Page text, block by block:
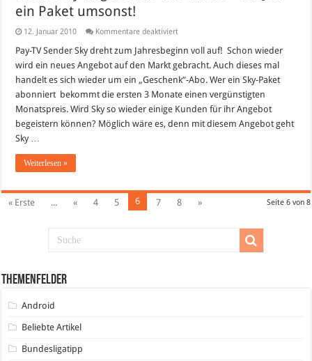
ein Paket umsonst!
12. Januar 2010 Kommentare deaktiviertfür
Sky
ab
13.01.2010
–
Bis
ein
Paket
Pay-TV Sender Sky dreht zum Jahresbeginn voll auf! Schon wieder
wird ein neues Angebot auf den Markt gebracht. Auch dieses mal
handelt es sich wieder um ein „Geschenk“-Abo. Wer ein Sky-Paket
abonniert bekommt die ersten 3 Monate einen vergünstigten
Monatspreis. Wird Sky so wieder einige Kunden für ihr Angebot
begeistern können? Möglich wäre es, denn mit diesem Angebot geht
Sky …
Weiterlesen »
Seite 6 von 8
« Erste ... « 4 5 6 7 8 »
Themenfelder
Android
Beliebte Artikel
Bundesligatipp